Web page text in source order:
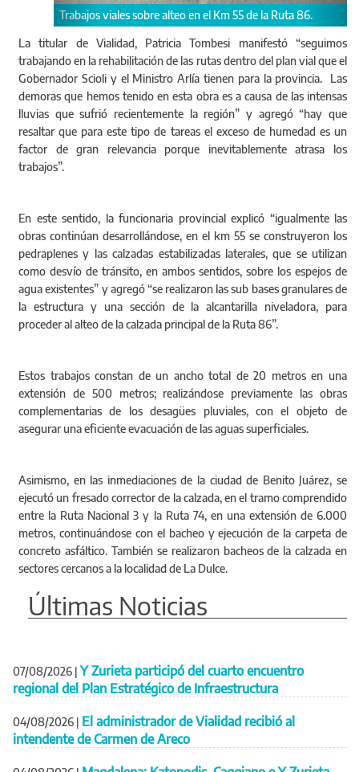
en el Km 55 de la Ruta 86. Trabajos viales en ruta 86.
La titular de Vialidad, Patricia Tombesi manifestó “seguimos
trabajando en la rehabilitación de las rutas dentro del plan vial que el
Gobernador Scioli y el Ministro Arlía tienen para la provincia. Las
demoras que hemos tenido en esta obra es a causa de las intensas
lluvias que sufrió recientemente la región” y agregó “hay que
resaltar que para este tipo de tareas el exceso de humedad es un
factor de gran relevancia porque inevitablemente atrasa los
trabajos”.
En este sentido, la funcionaria provincial explicó “igualmente las
obras continúan desarrollándose, en el km 55 se construyeron los
pedraplenes y las calzadas estabilizadas laterales, que se utilizan
como desvío de tránsito, en ambos sentidos, sobre los espejos de
agua existentes” y agregó “se realizaron las sub bases granulares de
la estructura y una sección de la alcantarilla niveladora, para
proceder al alteo de la calzada principal de la Ruta 86”.
Estos trabajos constan de un ancho total de 20 metros en una
extensión de 500 metros; realizándose previamente las obras
complementarias de los desagües pluviales, con el objeto de
asegurar una eficiente evacuación de las aguas superficiales.
Asimismo, en las inmediaciones de la ciudad de Benito Juárez, se
ejecutó un fresado corrector de la calzada, en el tramo comprendido
entre la Ruta Nacional 3 y la Ruta 74, en una extensión de 6.000
metros, continuándose con el bacheo y ejecución de la carpeta de
concreto asfáltico. También se realizaron bacheos de la calzada en
sectores cercanos a la localidad de La Dulce.
Últimas Noticias
07/08/2026 | Y Zurieta participó del cuarto encuentro
regional del Plan Estratégico de Infraestructura
04/08/2026 | El administrador de Vialidad recibió al
intendente de Carmen de Areco